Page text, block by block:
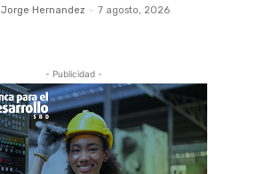
Jorge Hernandez - 7 agosto, 2026
- Publicidad -